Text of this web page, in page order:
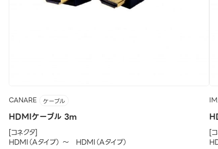
CANARE ケーブル
HDMIケーブル 3m
[コネクタ]
HDMI（Aタイプ） ～ HDMI（Aタイプ）
[